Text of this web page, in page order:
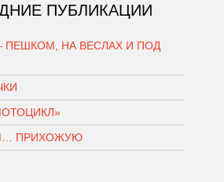
ПУБЛИКАЦИИ
ПЕШКОМ, НА ВЕСЛАХ И ПОД
ПРИХОЖУЮ